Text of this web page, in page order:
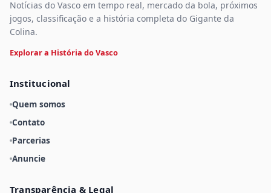
Notícias do Vasco em tempo real, mercado da bola, próximos
jogos, classificação e a história completa do Gigante da
Colina.
Explorar a História do Vasco
Institucional
Quem somos
Contato
Parcerias
Anuncie
Transparência & Legal